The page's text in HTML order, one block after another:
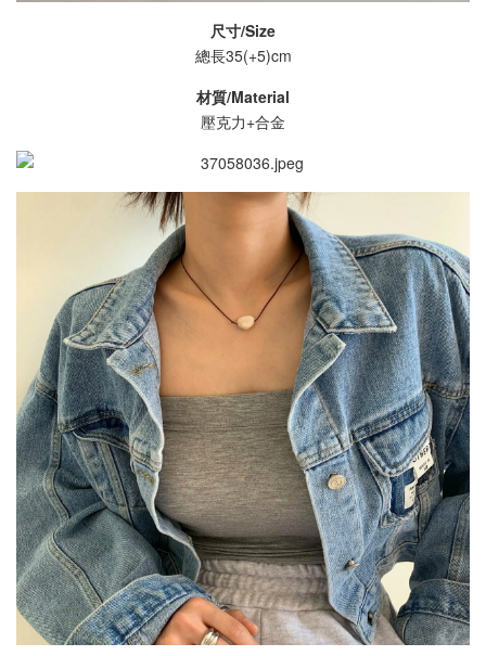
尺寸/Size
總長35(+5)cm
材質/Material
壓克力+合金